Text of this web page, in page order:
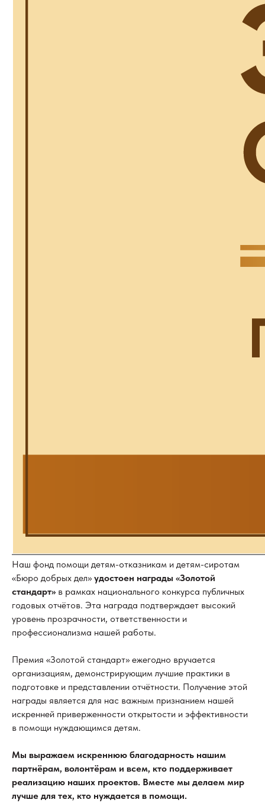
Наш фонд помощи детям-отказникам и детям-сиротам
«Бюро добрых дел» удостоен награды «Золотой
стандарт» в рамках национального конкурса публичных
годовых отчётов. Эта награда подтверждает высокий
уровень прозрачности, ответственности и
профессионализма нашей работы.
Премия «Золотой стандарт» ежегодно вручается
организациям, демонстрирующим лучшие практики в
подготовке и представлении отчётности. Получение этой
награды является для нас важным признанием нашей
искренней приверженности открытости и эффективности
в помощи нуждающимся детям.
Мы выражаем искреннюю благодарность нашим
партнёрам, волонтёрам и всем, кто поддерживает
реализацию наших проектов. Вместе мы делаем мир
лучше для тех, кто нуждается в помощи.